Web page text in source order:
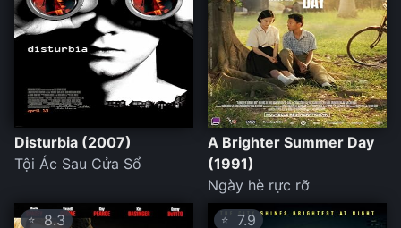
Disturbia (2007)
Tội Ác Sau Cửa Sổ
A Brighter Summer Day
(1991)
Ngày hè rực rỡ
⭐8.3 ⭐ 7.9